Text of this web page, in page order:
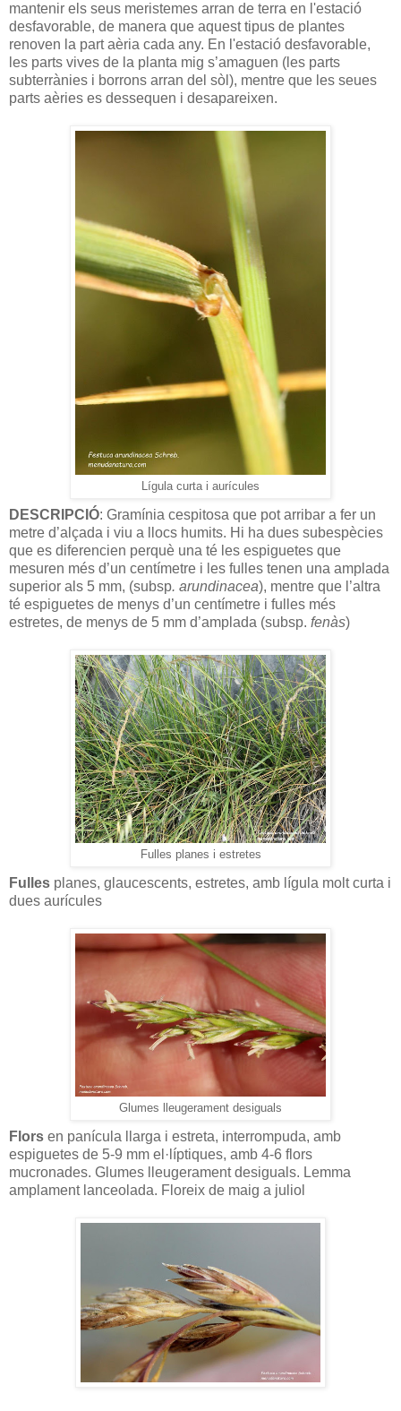
mantenir els seus meristemes arran de terra en l'estació
desfavorable, de manera que aquest tipus de plantes
renoven la part aèria cada any. En l'estació desfavorable,
les parts vives de la planta mig s’amaguen (les parts
subterrànies i borrons arran del sòl), mentre que les seues
parts aèries es dessequen i desapareixen.
Lígula curta i aurícules
DESCRIPCIÓ: Gramínia cespitosa que pot arribar a fer un
metre d’alçada i viu a llocs humits. Hi ha dues subespècies
que es diferencien perquè una té les espiguetes que
mesuren més d’un centímetre i les fulles tenen una amplada
superior als 5 mm, (subsp. arundinacea), mentre que l’altra
té espiguetes de menys d’un centímetre i fulles més
estretes, de menys de 5 mm d’amplada (subsp. fenàs)
Fulles planes i estretes
Fulles planes, glaucescents, estretes, amb lígula molt curta i
dues aurícules
Glumes lleugerament desiguals
Flors en panícula llarga i estreta, interrompuda, amb
espiguetes de 5-9 mm el·líptiques, amb 4-6 flors
mucronades. Glumes lleugerament desiguals. Lemma
amplament lanceolada. Floreix de maig a juliol